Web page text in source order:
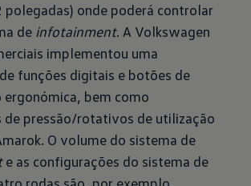
polegadas) onde poderá controlar
de infotainment. A Volkswagen
implementou uma
funções digitais e botões de
bem como
de pressão/rotativos de utilização
O volume do sistema de
e as configurações do sistema de